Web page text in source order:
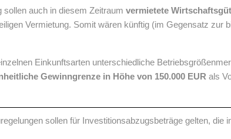
sollen auch in diesem Zeitraum vermietete
Vermietung. Somit wären künftig (im Gegensatz zur
Einkunftsarten unterschiedliche
Gewinngrenze in Höhe von 150.000 EUR als
sollen für Investitionsabzugsbeträge gelten,